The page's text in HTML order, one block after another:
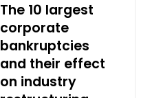
The 10 largest
corporate
bankruptcies
and their effect
on industry